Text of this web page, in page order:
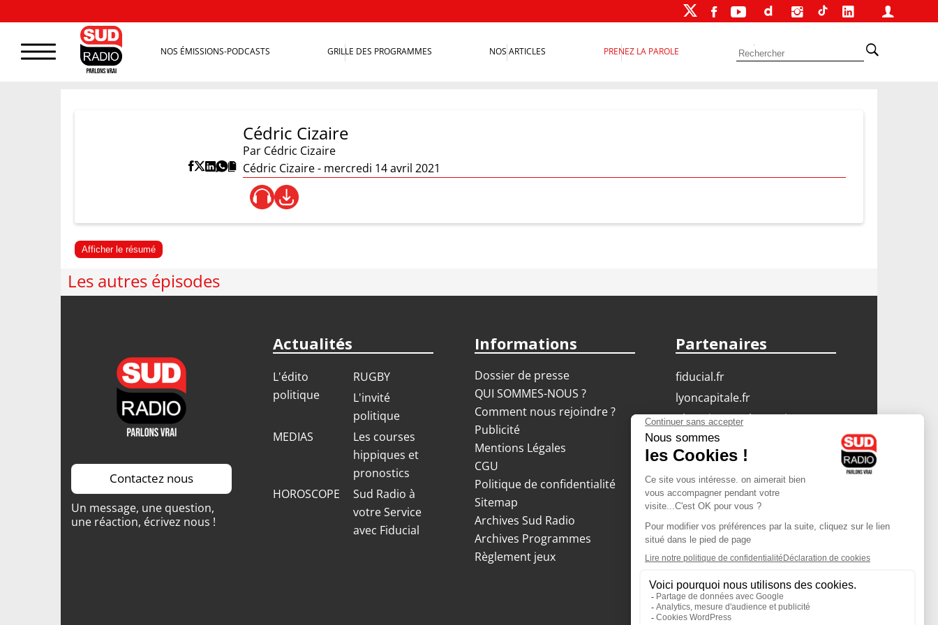
NOS ÉMISSIONS-PODCASTS GRILLE DES PROGRAMMES NOS ARTICLES PRENEZ LA PAROLE
Cédric Cizaire
Par Cédric Cizaire
Cédric Cizaire - mercredi 14 avril 2021
Afficher le résumé
Les autres épisodes
Contactez nous
Un message, une question,
une réaction, écrivez nous !
Actualités
L'édito
politique
RUGBY
L'invité
politique
MEDIAS
Les courses
hippiques et
pronostics
HOROSCOPE
Sud Radio à
votre Service
avec Fiducial
Informations
Dossier de presse
QUI SOMMES-NOUS ?
Comment nous rejoindre ?
Publicité
Mentions Légales
CGU
Politique de confidentialité
Sitemap
Archives Sud Radio
Archives Programmes
Règlement jeux
Partenaires
fiducial.fr
lyoncapitale.fr
olympique-et-lyonnais.com
L'application Iphone
/ Android
Téléchargez l'application
Les cookies
Gestion des cookies